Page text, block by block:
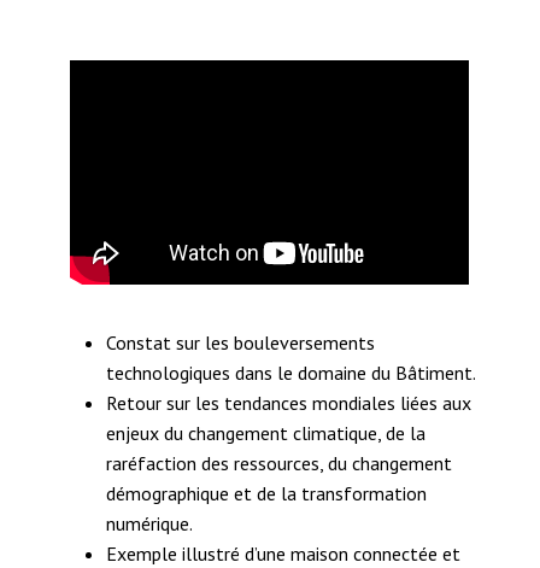
Constat sur les bouleversements
technologiques dans le domaine du Bâtiment.
Retour sur les tendances mondiales liées aux
enjeux du changement climatique, de la
raréfaction des ressources, du changement
démographique et de la transformation
numérique.
Exemple illustré d’une maison connectée et